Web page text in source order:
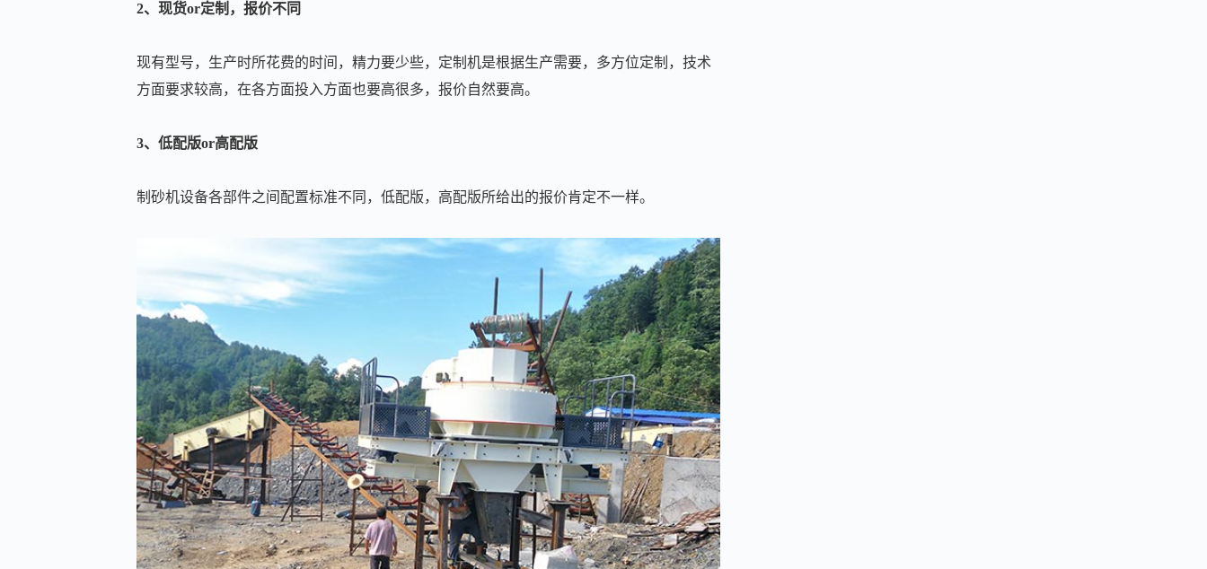
2、现货or定制，报价不同
现有型号，生产时所花费的时间，精力要少些，定制机是根据生产需要，多方位定制，技术
方面要求较高，在各方面投入方面也要高很多，报价自然要高。
3、低配版or高配版
制砂机设备各部件之间配置标准不同，低配版，高配版所给出的报价肯定不一样。